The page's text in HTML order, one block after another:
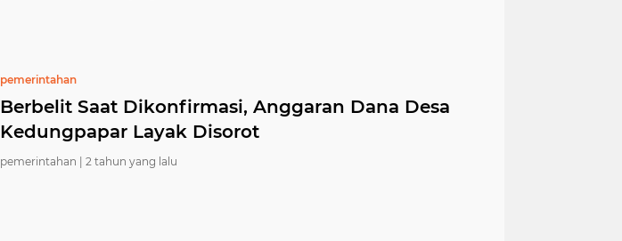
pemerintahan
Berbelit Saat Dikonfirmasi, Anggaran Dana Desa
Kedungpapar Layak Disorot
pemerintahan | 2 tahun yang lalu